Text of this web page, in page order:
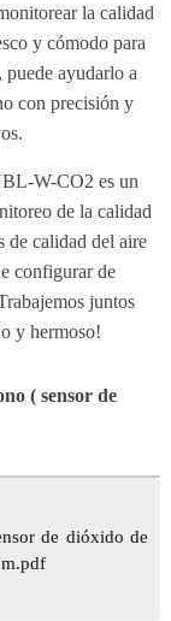
la calidad
y cómodo para
ayudarlo a
con precisión y
W-CO2 es un
de la calidad
de calidad del aire
configurar de
juntos
y hermoso!
( sensor de
de dióxido de